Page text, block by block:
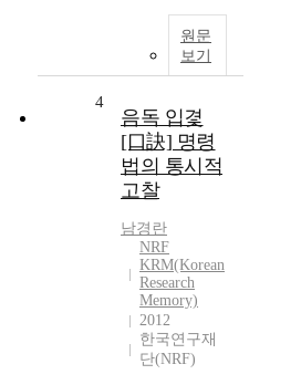
원문
보기
4
음독 입겿
[口訣] 명령
법의 통시적
고찰
남경란
NRF
KRM(Korean
Research
Memory)
2012
한국연구재
단(NRF)